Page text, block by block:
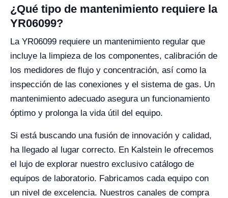
¿Qué tipo de mantenimiento requiere la
YR06099?
La YR06099 requiere un mantenimiento regular que
incluye la limpieza de los componentes, calibración de
los medidores de flujo y concentración, así como la
inspección de las conexiones y el sistema de gas. Un
mantenimiento adecuado asegura un funcionamiento
óptimo y prolonga la vida útil del equipo.
Si está buscando una fusión de innovación y calidad,
ha llegado al lugar correcto. En Kalstein le ofrecemos
el lujo de explorar nuestro exclusivo catálogo de
equipos de laboratorio. Fabricamos cada equipo con
un nivel de excelencia. Nuestros canales de compra